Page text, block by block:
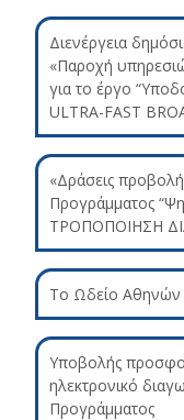
Διενέργεια
«Παροχή
για το έργο
ULTRA-FAST
«Δράσεις
Προγράμματος
ΤΡΟΠΟΠΟΙΗΣΗ
Το Ωδείο Αθηνών
Υποβολής
ηλεκτρονικό
Προγράμματος